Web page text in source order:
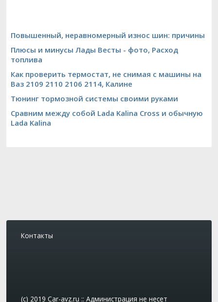
Повышенный, неравномерный износ шин: причины
Плюсы и минусы Лады Весты - фото, Расход
топлива
Как проверить термостат, не снимая с машины на
Ваз 2109 2110 2106 2114, Калине
Тюнинг тормозной системы своими руками
Сравним между собой Lada Kalina Cross и обычную
Lada Kalina
Контакты
(c) 2019 Car-avz.ru :: Администрация не несет